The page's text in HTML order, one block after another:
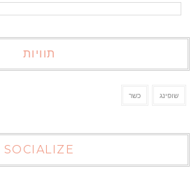
תוויות
כשר שופינג
SOCIALIZE